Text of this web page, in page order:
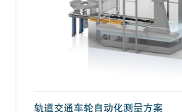
轨道交通车轮自动化测量方案